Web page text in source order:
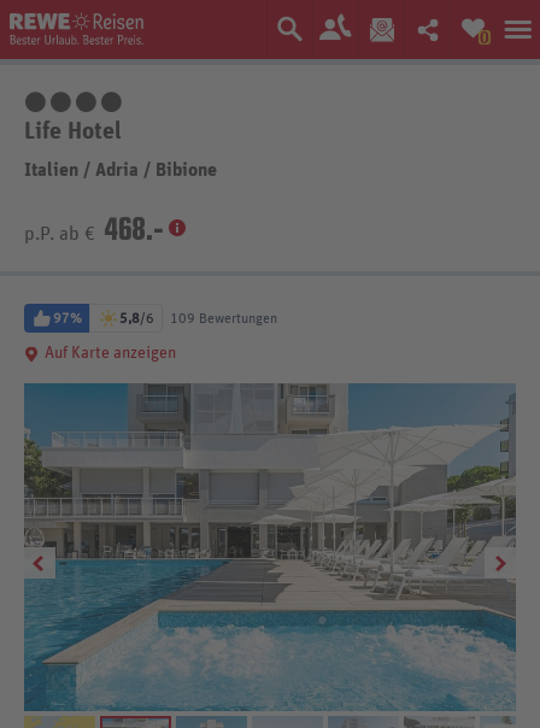
0
Life Hotel
Italien / Adria / Bibione
p.P. ab € 468.-
97% 5,8/6 109 Bewertungen
Auf Karte anzeigen